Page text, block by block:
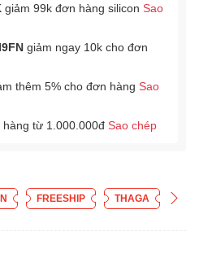
giảm 99k đơn hàng silicon Sao
giảm ngay 10k cho đơn
thêm 5% cho đơn hàng Sao
từ 1.000.000đ Sao chép
FREESHIP THAGA